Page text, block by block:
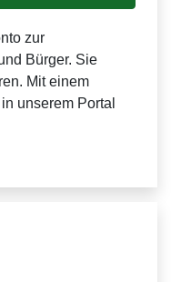
zur
Bürger. Sie
Mit einem
unserem Portal